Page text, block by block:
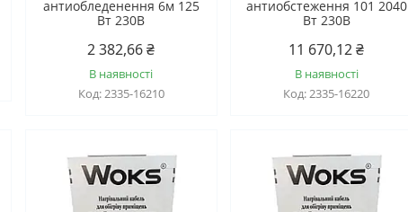
антиобледенення 6м 125
Вт 230B
2 382,66 ₴
В наявності
2335-16210
антиобстеження 101 2040
Вт 230B
11 670,12 ₴
В наявності
2335-16220